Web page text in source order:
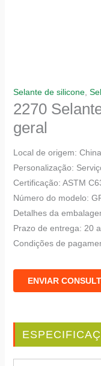
Selante de silicone,
2270
geral
Local de origem: China
Personalização:
Certificação: ASTM
Número do modelo:
Detalhes da
Prazo de entrega: 20
Condições de
ENVIAR